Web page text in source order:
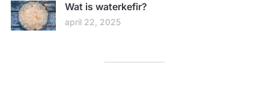
Wat is waterkefir?
april 22, 2025